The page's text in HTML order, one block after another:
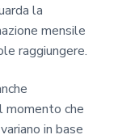
la
mensile
raggiungere.
momento che
in base